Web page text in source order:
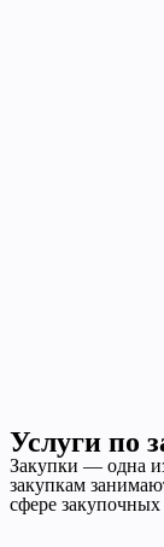
Услуги по
Закупки — одна
закупкам
сфере